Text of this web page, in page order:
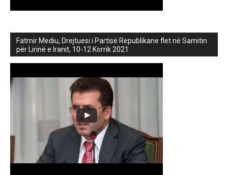
Fatmir Mediu, Drejtuesi i Partisë Republikane flet në Samitin
për Lirinë e Iranit, 10-12 Korrik 2021